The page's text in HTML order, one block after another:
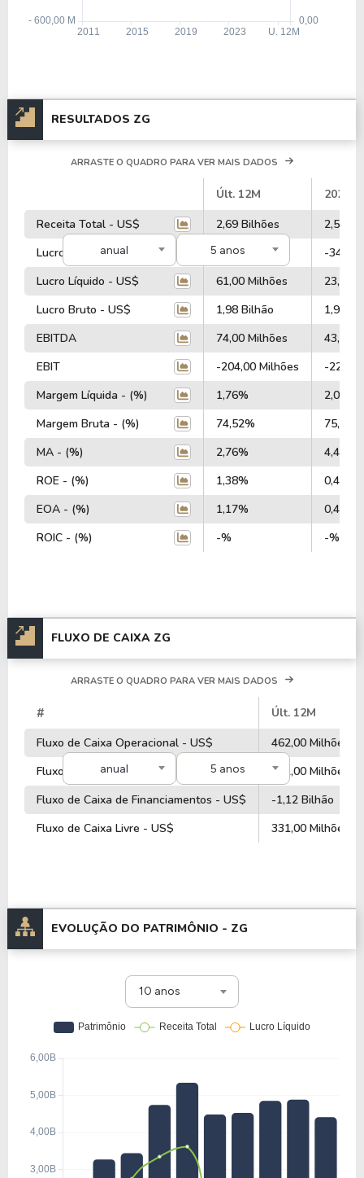
RESULTADOS ZG
anual 5 anos
ARRASTE O QUADRO PARA VER MAIS DADOS
Últ. 12M
2025
Receita Total - US$
2,69 Bilhões
2,58
Lucro Operacional - US$
11,00 Milhões
-34,00
Lucro Líquido - US$
61,00 Milhões
23,00
Lucro Bruto - US$
1,98 Bilhão
1,92
EBITDA
74,00 Milhões
43,00
EBIT
-204,00 Milhões
-
Margem Líquida - (%)
1,76%
2,07%
Margem Bruta - (%)
74,52%
75,30%
MA - (%)
2,76%
4,40%
ROE - (%)
1,38%
0,47%
EOA - (%)
1,17%
0,40%
ROIC - (%)
-% -%
FLUXO DE CAIXA ZG
anual 5 anos
ARRASTE O QUADRO PARA VER MAIS DADOS
#
Últ. 12M
Fluxo de Caixa Operacional - US$
462,00 Milhões
Fluxo de Caixa de Investimentos - US$
422,00 Milhões
Fluxo de Caixa de Financiamentos - US$
-1,12 Bilhão
Fluxo de Caixa Livre - US$
331,00 Milhões
EVOLUÇÃO DO PATRIMÔNIO - ZG
10 anos